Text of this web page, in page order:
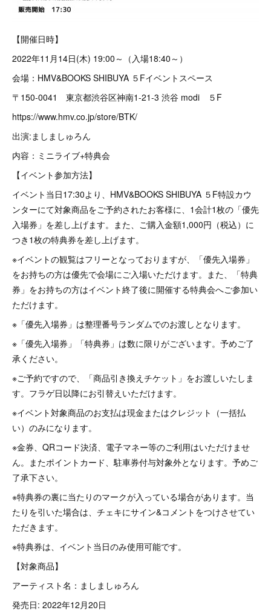
【開催日時】
2022年11月14日(木) 19:00～（入場18:40～）
会場：HMV&BOOKS SHIBUYA ５Fイベントスペース
〒150-0041 東京都渋谷区神南1-21-3 渋谷 modi ５F
https://www.hmv.co.jp/store/BTK/
出演:ましましゅろん
内容：ミニライブ+特典会
【イベント参加方法】
イベント当日17:30より、HMV&BOOKS SHIBUYA ５F特設カウ
ンターにて対象商品をご予約されたお客様に、1会計1枚の「優先
入場券」を差し上げます。また、ご購入金額1,000円（税込）に
つき1枚の特典券を差し上げます。
※イベントの観覧はフリーとなっておりますが、「優先入場券」
をお持ちの方は優先で会場にご入場いただけます。また、「特典
券」をお持ちの方はイベント終了後に開催する特典会へご参加い
ただけます。
※「優先入場券」は整理番号ランダムでのお渡しとなります。
※「優先入場券」「特典券」は数に限りがございます。予めご了
承ください。
※ご予約ですので、「商品引き換えチケット」をお渡しいたしま
す。フラゲ日以降にお引替えいただけます。
※イベント対象商品のお支払は現金またはクレジット（一括払
い）のみになります。
※金券、QRコード決済、電子マネー等のご利用はいただけませ
ん。またポイントカード、駐車券付与対象外となります。予めご
了承下さい。
※特典券の裏に当たりのマークが入っている場合があります。当
たりを引いた場合は、チェキにサイン&コメントをつけさせてい
ただきます。
※特典券は、イベント当日のみ使用可能です。
【対象商品】
アーティスト名：ましましゅろん
発売日: 2022年12月20日